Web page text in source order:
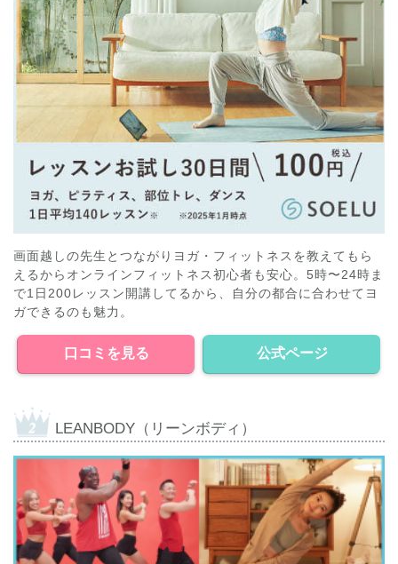
画面越しの先生とつながりヨガ・フィットネスを教えてもら
えるからオンラインフィットネス初心者も安心。5時〜24時ま
で1日200レッスン開講してるから、自分の都合に合わせてヨ
ガできるのも魅力。
口コミを見る 公式ページ
LEANBODY（リーンボディ）